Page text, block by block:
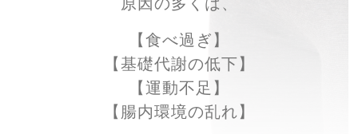
【食べ過ぎ】
【基礎代謝の低下】
【運動不足】
【腸内環境の乱れ】